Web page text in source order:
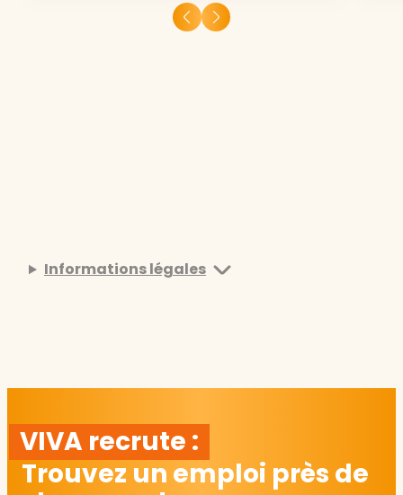
Informations légales
VIVA recrute :
Trouvez un emploi près de